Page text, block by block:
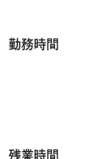
勤務時間
残業時間